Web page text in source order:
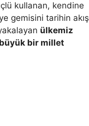
kullanan, kendine
gemisini tarihin akış
ülkemiz
büyük bir millet